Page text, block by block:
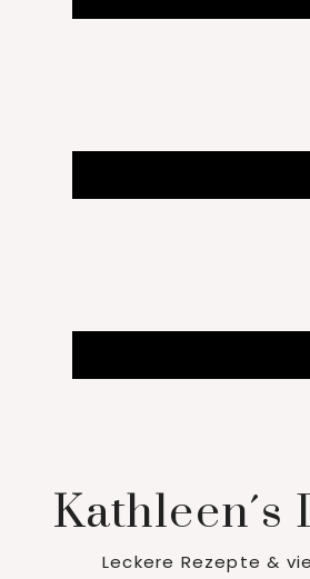
Kathleen´s
Leckere Rezepte &